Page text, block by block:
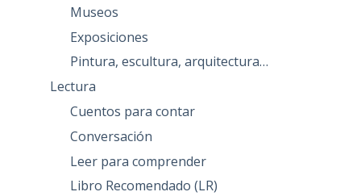
Museos
Exposiciones
Pintura, escultura, arquitectura…
Lectura
Cuentos para contar
Conversación
Leer para comprender
Libro Recomendado (LR)